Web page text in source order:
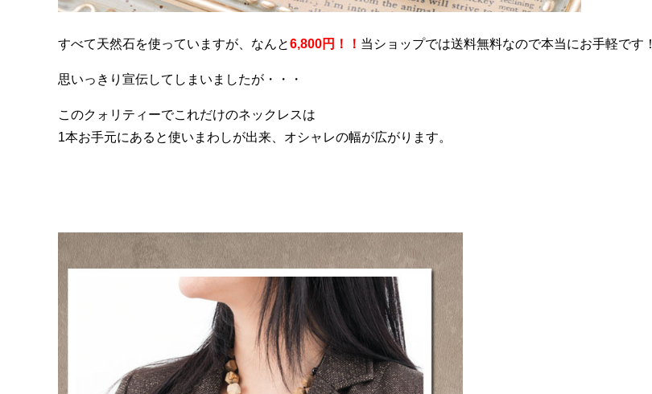
すべて天然石を使っていますが、なんと6,800円！！ 当ショップでは送料無料なので本当にお手軽です！
思いっきり宣伝してしまいましたが・・・
このクォリティーでこれだけのネックレスは
1本お手元にあると使いまわしが出来、オシャレの幅が広がります。